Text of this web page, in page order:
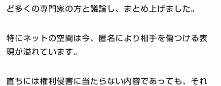
ど多くの専門家の方と議論し、まとめ上げました。
特にネットの空間は今、匿名により相手を傷つける表
現が溢れています。
直ちには権利侵害に当たらない内容であっても、それ